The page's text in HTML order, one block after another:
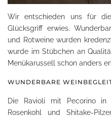
Wir entschieden uns für
Glücksgriff erwies.
und Rotweine wurden
wurde im Stübchen an
Menükarussell schon anders
WUNDERBARE
Die Ravioli mit Pecorino in
Rosenkohl und Shitake-